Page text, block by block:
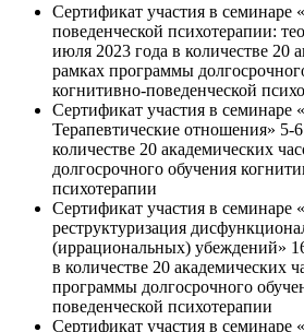
Сертификат участия в
поведенческой психотерапии:
июля 2023 года в количестве 20
рамках программы
когнитивно-поведенческой
Сертификат участия в семинаре
Терапевтические отношения» 5-6
количестве 20 академических
долгосрочного обучения
психотерапии
Сертификат участия в семинаре
реструктуризация
(иррациональных) убеждений»
в количестве 20 академических
программы долгосрочного
поведенческой психотерапии
Сертификат участия в семинаре